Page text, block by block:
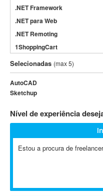
.NET Framework
.NET para Web
.NET Remoting
1ShoppingCart
3DS Max
3GSM
4D Dimension
802.11
A&P
A-GPS
A2Billing
AAUS Scientific Diver
Abaqus
Selecionadas (max 5)
AutoCAD
Sketchup
Nível de experiência
Estou a procura de